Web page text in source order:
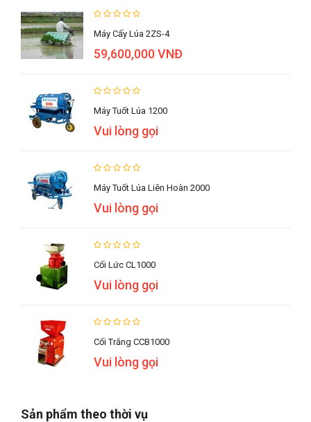
Máy Cấy Lúa 2ZS-4
59,600,000 VNĐ
Máy Tuốt Lúa 1200
Vui lòng gọi
Máy Tuốt Lúa Liên Hoàn 2000
Vui lòng gọi
Cối Lức CL1000
Vui lòng gọi
Cối Trắng CCB1000
Vui lòng gọi
Sản phẩm theo thời vụ